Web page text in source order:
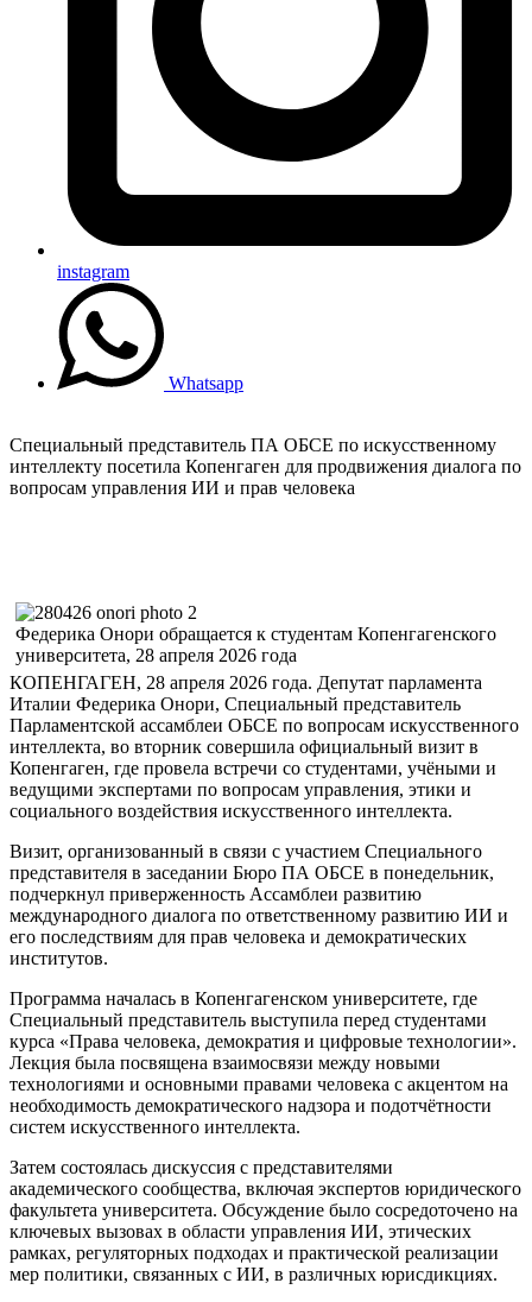
instagram
Whatsapp
Специальный представитель ПА ОБСЕ по искусственному
интеллекту посетила Копенгаген для продвижения диалога по
вопросам управления ИИ и прав человека
Федерика Онори обращается к студентам Копенгагенского
университета, 28 апреля 2026 года
КОПЕНГАГЕН, 28 апреля 2026 года. Депутат парламента
Италии Федерика Онори, Специальный представитель
Парламентской ассамблеи ОБСЕ по вопросам искусственного
интеллекта, во вторник совершила официальный визит в
Копенгаген, где провела встречи со студентами, учёными и
ведущими экспертами по вопросам управления, этики и
социального воздействия искусственного интеллекта.
Визит, организованный в связи с участием Специального
представителя в заседании Бюро ПА ОБСЕ в понедельник,
подчеркнул приверженность Ассамблеи развитию
международного диалога по ответственному развитию ИИ и
его последствиям для прав человека и демократических
институтов.
Программа началась в Копенгагенском университете, где
Специальный представитель выступила перед студентами
курса «Права человека, демократия и цифровые технологии».
Лекция была посвящена взаимосвязи между новыми
технологиями и основными правами человека с акцентом на
необходимость демократического надзора и подотчётности
систем искусственного интеллекта.
Затем состоялась дискуссия с представителями
академического сообщества, включая экспертов юридического
факультета университета. Обсуждение было сосредоточено на
ключевых вызовах в области управления ИИ, этических
рамках, регуляторных подходах и практической реализации
мер политики, связанных с ИИ, в различных юрисдикциях.